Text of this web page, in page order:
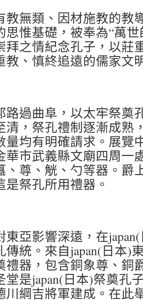
教無類、因材施教的教
思惟基礎，被奉為“萬
拜之情紀念孔子，以莊
教、慎終追遠的儒家文
路過曲阜，以太牢祭奠
清，祭孔禮制逐漸成熟
量均有明確請求。展覽
華市武義縣文廟四周一
、尊、觥、勺等器。爵
是祭孔所用禮器。
東亞影響深遠，在
傳統。來自japan(日本)
禮器，包含銅象尊、銅
堂是japan(日本)祭奠孔
川綱吉將軍建成。在此